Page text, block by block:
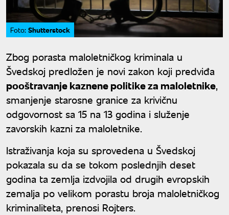
Foto: Shutterstock
Zbog porasta maloletničkog kriminala u
Švedskoj predložen je novi zakon koji predviđa
pooštravanje kaznene politike za maloletnike,
smanjenje starosne granice za krivičnu
odgovornost sa 15 na 13 godina i služenje
zavorskih kazni za maloletnike.
Istraživanja koja su sprovedena u Švedskoj
pokazala su da se tokom poslednjih deset
godina ta zemlja izdvojila od drugih evropskih
zemalja po velikom porastu broja maloletničkog
kriminaliteta, prenosi Rojters.